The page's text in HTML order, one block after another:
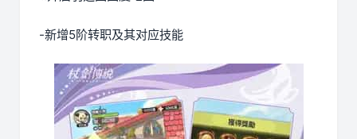
-新增5阶转职及其对应技能